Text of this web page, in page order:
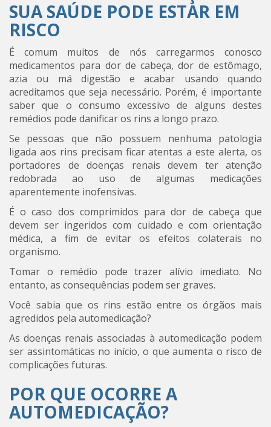
SUA SAÚDE PODE ESTAR EM
RISCO
É comum muitos de nós carregarmos conosco
medicamentos para dor de cabeça, dor de estômago,
azia ou má digestão e acabar usando quando
acreditamos que seja necessário. Porém, é importante
saber que o consumo excessivo de alguns destes
remédios pode danificar os rins a longo prazo.
Se pessoas que não possuem nenhuma patologia
ligada aos rins precisam ficar atentas a este alerta, os
portadores de doenças renais devem ter atenção
redobrada ao uso de algumas medicações
aparentemente inofensivas.
É o caso dos comprimidos para dor de cabeça que
devem ser ingeridos com cuidado e com orientação
médica, a fim de evitar os efeitos colaterais no
organismo.
Tomar o remédio pode trazer alívio imediato. No
entanto, as consequências podem ser graves.
Você sabia que os rins estão entre os órgãos mais
agredidos pela automedicação?
As doenças renais associadas à automedicação podem
ser assintomáticas no início, o que aumenta o risco de
complicações futuras.
POR QUE OCORRE A
AUTOMEDICAÇÃO?